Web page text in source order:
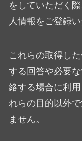
をしていただく
人情報をご登録
これらの取得し
する回答や必要
絡する場合に利
れらの目的以外
ません。